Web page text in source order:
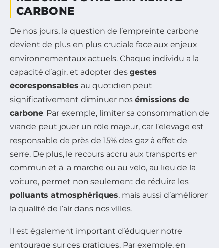
CARBONE
De nos jours, la question de l’empreinte carbone
devient de plus en plus cruciale face aux enjeux
environnementaux actuels. Chaque individu a la
capacité d’agir, et adopter des gestes
écoresponsables au quotidien peut
significativement diminuer nos émissions de
carbone. Par exemple, limiter sa consommation de
viande peut jouer un rôle majeur, car l’élevage est
responsable de près de 15% des gaz à effet de
serre. De plus, le recours accru aux transports en
commun et à la marche ou au vélo, au lieu de la
voiture, permet non seulement de réduire les
polluants atmosphériques, mais aussi d’améliorer
la qualité de l’air dans nos villes.
Il est également important d’éduquer notre
entourage sur ces pratiques. Par exemple, en